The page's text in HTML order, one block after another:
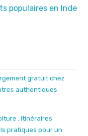
populaires en Inde
gratuit chez
authentiques
: itinéraires
pratiques pour un